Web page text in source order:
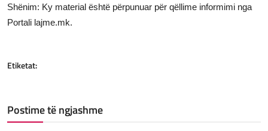
Shënim: Ky material është përpunuar për qëllime informimi nga
Portali lajme.mk.
Etiketat:
Postime të ngjashme